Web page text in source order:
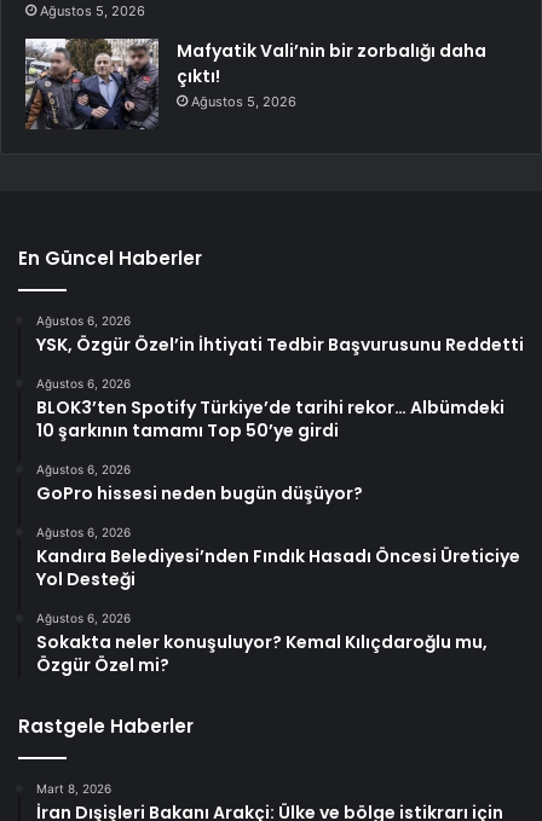
Ağustos 5, 2026
Mafyatik Vali’nin bir zorbalığı daha
çıktı!
Ağustos 5, 2026
En Güncel Haberler
Ağustos 6, 2026
YSK, Özgür Özel’in İhtiyati Tedbir Başvurusunu Reddetti
Ağustos 6, 2026
BLOK3’ten Spotify Türkiye’de tarihi rekor… Albümdeki
10 şarkının tamamı Top 50’ye girdi
Ağustos 6, 2026
GoPro hissesi neden bugün düşüyor?
Ağustos 6, 2026
Kandıra Belediyesi’nden Fındık Hasadı Öncesi Üreticiye
Yol Desteği
Ağustos 6, 2026
Sokakta neler konuşuluyor? Kemal Kılıçdaroğlu mu,
Özgür Özel mi?
Rastgele Haberler
Mart 8, 2026
İran Dışişleri Bakanı Arakçi: Ülke ve bölge istikrarı için